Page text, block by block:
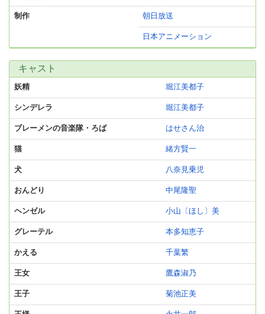
制作 朝日放送
日本アニメーション
キャスト
妖精 堀江美都子
シンデレラ 堀江美都子
ブレーメンの音楽隊・ろば はせさん治
猫 緒方賢一
犬 八奈見乗児
おんどり 中尾隆聖
ヘンゼル 小山〔ほし〕美
グレーテル 本多知恵子
かえる 千葉繁
王女 鷹森淑乃
王子 菊池正美